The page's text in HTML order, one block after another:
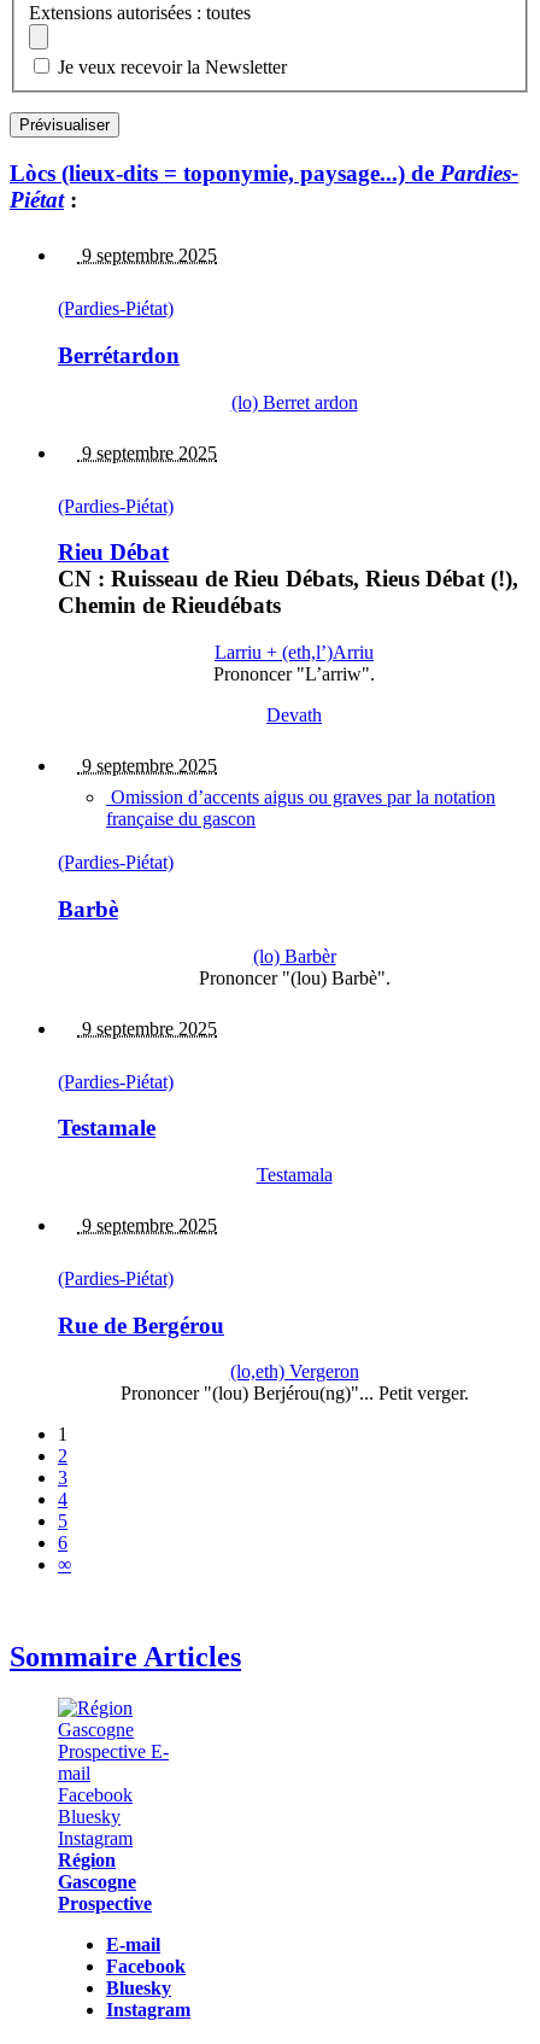
Extensions autorisées : toutes
Je veux recevoir la Newsletter
Lòcs (lieux-dits = toponymie, paysage...) de Pardies-
Piétat:
9 septembre 2025
(Pardies-Piétat)
Berrétardon
(lo) Berret ardon
9 septembre 2025
(Pardies-Piétat)
Rieu Débat
CN : Ruisseau de Rieu Débats, Rieus Débat (!),
Chemin de Rieudébats
Larriu + (eth,l’)Arriu
Prononcer "L’arriw".
Devath
9 septembre 2025
Omission d’accents aigus ou graves par la notation
française du gascon
(Pardies-Piétat)
Barbè
(lo) Barbèr
Prononcer "(lou) Barbè".
9 septembre 2025
(Pardies-Piétat)
Testamale
Testamala
9 septembre 2025
(Pardies-Piétat)
Rue de Bergérou
(lo,eth) Vergeron
Prononcer "(lou) Berjérou(ng)"... Petit verger.
1
2
3
4
5
6
∞
Sommaire Articles
Région
Gascogne
Prospective
E-mail
Facebook
Bluesky
Instagram